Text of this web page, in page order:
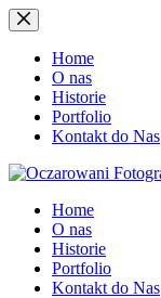
Przejdź
do
treści
Home
O nas
Historie
Portfolio
Kontakt do Nas
Home
O nas
Historie
Portfolio
Kontakt do Nas